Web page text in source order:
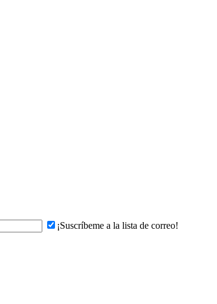
¡Suscríbeme a la lista de correo!